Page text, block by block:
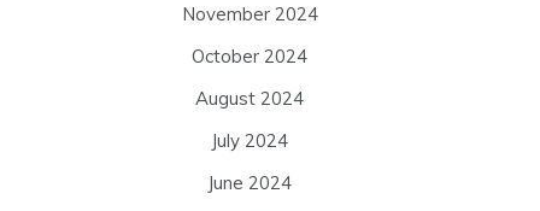
November 2024
October 2024
August 2024
July 2024
June 2024